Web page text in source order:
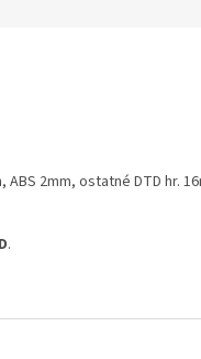
2mm, ostatné DTD hr.
.